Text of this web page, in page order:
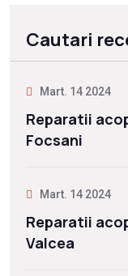
Cautari
Mart. 14 2024
Reparatii
Focsani
Mart. 14 2024
Reparatii
Valcea